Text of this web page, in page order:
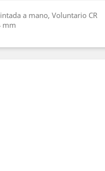
a mano, Voluntario CR
mm